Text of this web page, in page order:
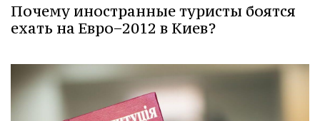
Почему иностранные туристы боятся
ехать на Евро−2012 в Киев?